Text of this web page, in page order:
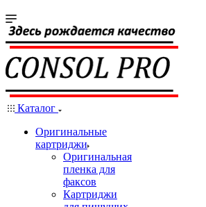
Каталог
Оригинальные
картриджи
Оригинальная
пленка для
факсов
Картриджи